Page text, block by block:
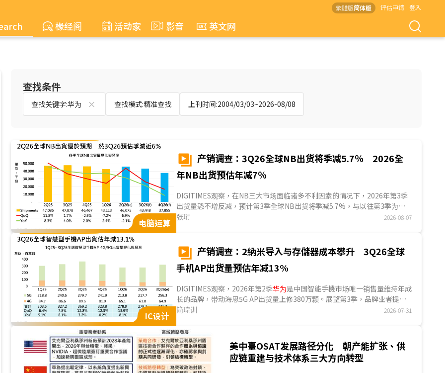
繁體版简体版 评估申请 登入
椽经阁 活动家 影音 英文网
查找条件
查找关键字:华为 查找模式:精准查找 上刊时间:2004/03/03~2026-08/08
电脑运算
产销调查：3Q26全球NB出货将季减5.7％ 2026全
年NB出货预估年减7％
DIGITIMES观察，在NB三大市场面临诸多不利因素的情况下，2026年第3季
出货量恐不增反减，预计第3季全球NB出货将季减5.7%，与以往第3季为全
年出货高峰明显不同。2026年第4季出货量预计将为全年最少，主因品牌及代
少约7%。...
张珩 2026-08-07
IC设计
产销调查：2納米导入与存儲器成本攀升 3Q26全球
手机AP出货量预估年减13%
DIGITIMES观察，2026年第2季华为是中国智能手機市场唯一销售量维持年成
长的品牌，带动海思5G AP出货量上修380万颗。展望第3季，品牌业者提前
为第4季旺季备货，将带动全球手机AP出货量回归季节性成长，DIGITIMES预
步攀升，促使手机品牌调涨整机售价，终端需求因此持续承压下，AP出货量
估较2025年同期衰退13.0%。...
简琮训 2026-07-31
美中臺OSAT发展路径分化 朝产能扩张、供
应链重建与技术体系三大方向转型